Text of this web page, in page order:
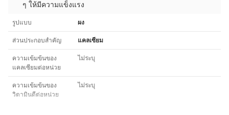
ๆ ให้มีความแข็งแรง
รูปแบบ ผง
ส่วนประกอบสำคัญ แคลเซียม
ความเข้มข้นของ
แคลเซียมต่อหน่วย
ไม่ระบุ
ความเข้มข้นของ
วิตามินดีต่อหน่วย
ไม่ระบุ